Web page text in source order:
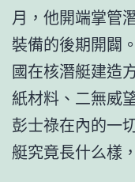
月，他開端掌管
裝備的後期開闢
國在核潛艇建造
紙材料、二無威
彭士祿在內的一
艇究竟長什么樣